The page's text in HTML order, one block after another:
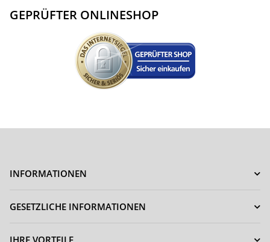
GEPRÜFTER ONLINESHOP
INFORMATIONEN
GESETZLICHE INFORMATIONEN